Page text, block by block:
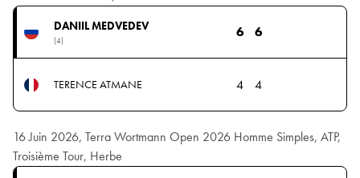
DANIIL MEDVEDEV
(4)
6 6
TERENCE ATMANE 4 4
16 Juin 2026, Terra Wortmann Open 2026 Homme Simples, ATP,
Troisième Tour, Herbe